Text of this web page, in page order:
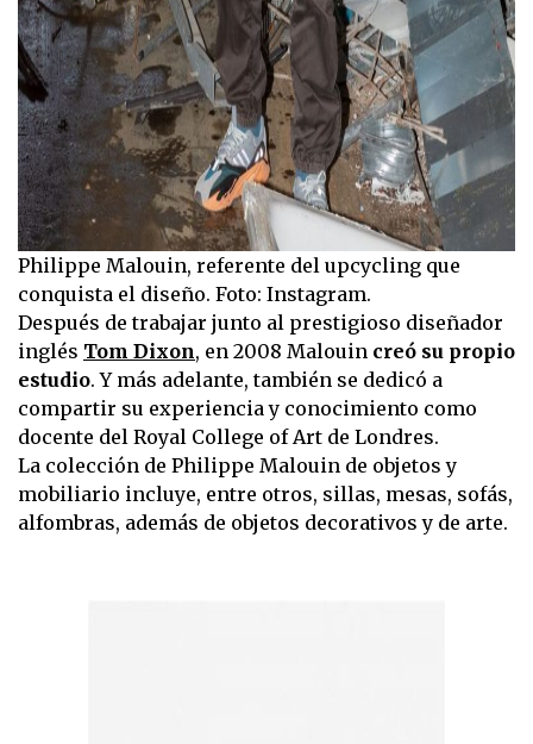
Philippe Malouin, referente del upcycling que
conquista el diseño. Foto: Instagram.
Después de trabajar junto al prestigioso diseñador
inglés Tom Dixon, en 2008 Malouin creó su propio
estudio. Y más adelante, también se dedicó a
compartir su experiencia y conocimiento como
docente del Royal College of Art de Londres.
La colección de Philippe Malouin de objetos y
mobiliario incluye, entre otros, sillas, mesas, sofás,
alfombras, además de objetos decorativos y de arte.